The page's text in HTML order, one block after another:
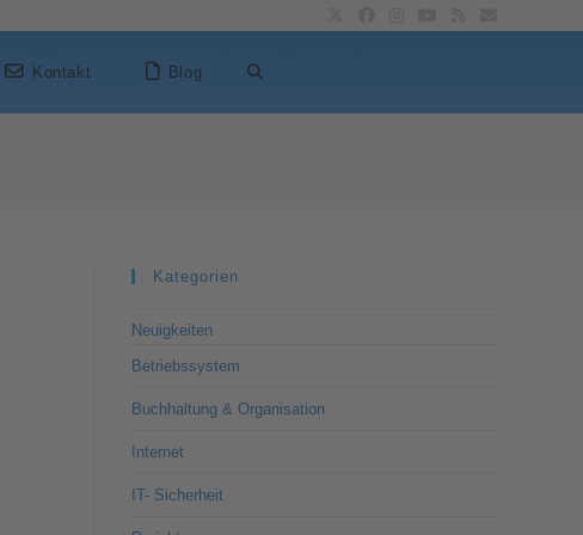
Kontakt Blog
Kategorien
Neuigkeiten
Betriebssystem
Buchhaltung & Organisation
Internet
IT- Sicherheit